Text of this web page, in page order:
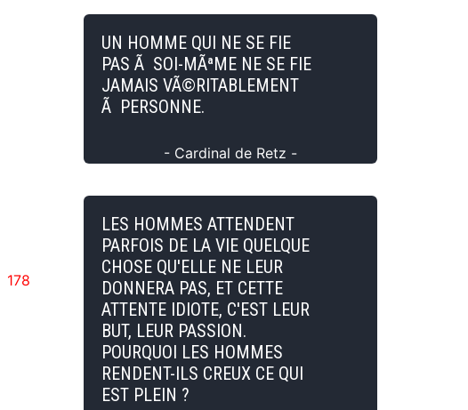
178
UN HOMME QUI NE SE FIE
PAS Ã SOI-MÃªME NE SE FIE
JAMAIS VÃ©RITABLEMENT
Ã PERSONNE.
- Cardinal de Retz -
LES HOMMES ATTENDENT
PARFOIS DE LA VIE QUELQUE
CHOSE QU'ELLE NE LEUR
DONNERA PAS, ET CETTE
ATTENTE IDIOTE, C'EST LEUR
BUT, LEUR PASSION.
POURQUOI LES HOMMES
RENDENT-ILS CREUX CE QUI
EST PLEIN ?